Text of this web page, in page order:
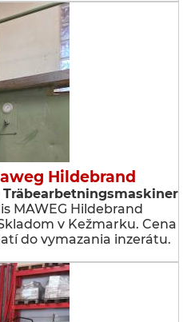
Hildebrand
MAWEG Hildebrand
v Kežmarku. Cena
do vymazania inzerátu.